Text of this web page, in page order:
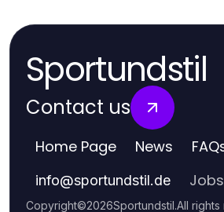
Sportundstil
Contact us
Home Page News
info@sportundstil.de Jobs
Copyright©2026Sportundstil.All